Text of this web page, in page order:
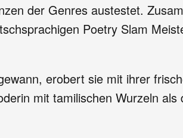
der Genres austestet.
Poetry Slam
erobert sie mit ihrer
mit tamilischen Wurzeln als